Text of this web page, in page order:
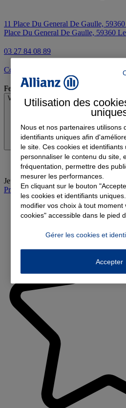
11 Place Du General De Gaulle,
Place Du General De Gaulle, 59360
03 27 84 08 89
Contacter l'agence par e-mail
Fermé
Voir les horaires
Jeudi : 08:45-12:15, 13:45-18:15
Prendre rendez-vous à l'agence
Utilisation des
Nous et nos partenaires utilisons
identifiants uniques afin
le site. Ces cookies et identifiants
personnaliser le contenu du site,
fréquentation, permettre des
mesurer les performances.
En cliquant sur le bouton
les cookies et identifiants
modifier vos choix à tout moment
cookies" accessible dans le pied
Gérer les cookies et
Accepter